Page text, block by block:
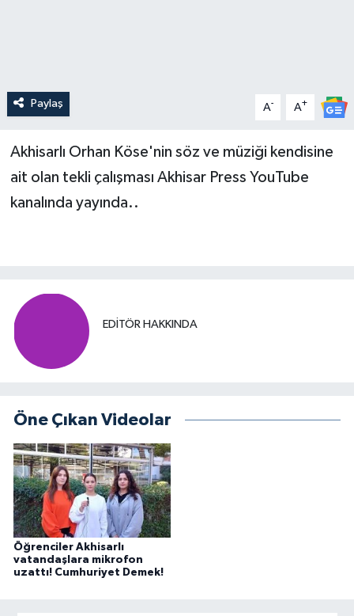
Paylaş A- A+
Akhisarlı Orhan Köse'nin söz ve müziği kendisine
ait olan tekli çalışması Akhisar Press YouTube
kanalında yayında..
EDITÖR HAKKINDA
Öne Çıkan Videolar
Öğrenciler Akhisarlı
vatandaşlara mikrofon
uzattı! Cumhuriyet Demek!
Yerel Haber
Akhisar Emlak
Sektörel
Röportaj
Teknoloji
Yerel Haber
Ülke
Etiketler